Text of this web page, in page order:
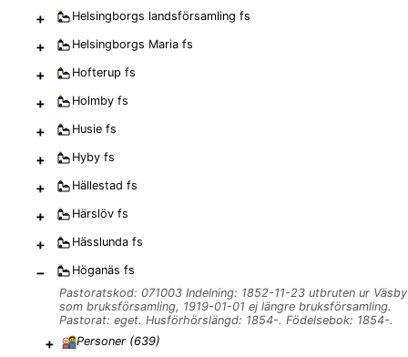
+ Helsingborgs landsförsamling fs
+ Helsingborgs Maria fs
+ Hofterup fs
+ Holmby fs
+ Husie fs
+ Hyby fs
+ Hällestad fs
+ Härslöv fs
+ Hässlunda fs
− Höganäs fs
Pastoratskod: 071003 Indelning: 1852-11-23 utbruten ur Väsby
som bruksförsamling, 1919-01-01 ej längre bruksförsamling.
Pastorat: eget. Husförhörslängd: 1854-. Födelsebok: 1854-.
+ Personer (639)